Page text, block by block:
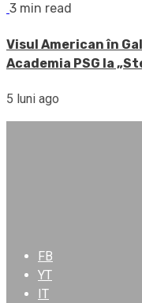
3 min read
Visul American în
Academia PSG la
5 luni ago
FB
YT
IT